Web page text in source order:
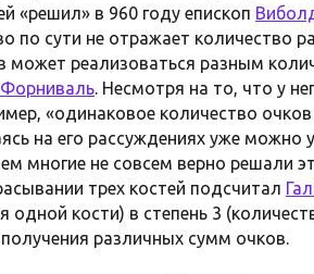
«решил» в 960 году епископ
по сути не отражает количество
может реализоваться разным
. Несмотря на то, что у
«одинаковое количество
на его рассуждениях уже
многие не совсем верно решали
трех костей подсчитал
одной кости) в степень 3
различных сумм очков.